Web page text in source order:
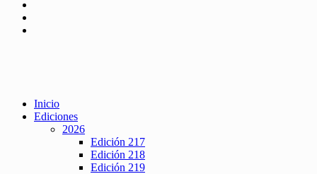
Inicio
Ediciones
2026
Edición 217
Edición 218
Edición 219